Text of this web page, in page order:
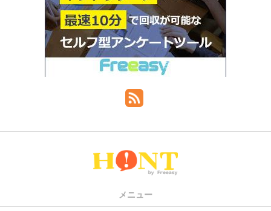
メニュー